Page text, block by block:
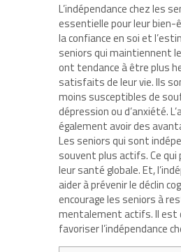
L’indépendance chez les
essentielle pour leur bien-
la confiance en soi et
seniors qui maintiennent
ont tendance à être plus
satisfaits de leur vie. Ils
moins susceptibles de
dépression ou d’anxiété.
également avoir des
Les seniors qui sont
souvent plus actifs. Ce
leur santé globale. Et,
aider à prévenir le déclin
encourage les seniors à
mentalement actifs. Il est
favoriser l’indépendance